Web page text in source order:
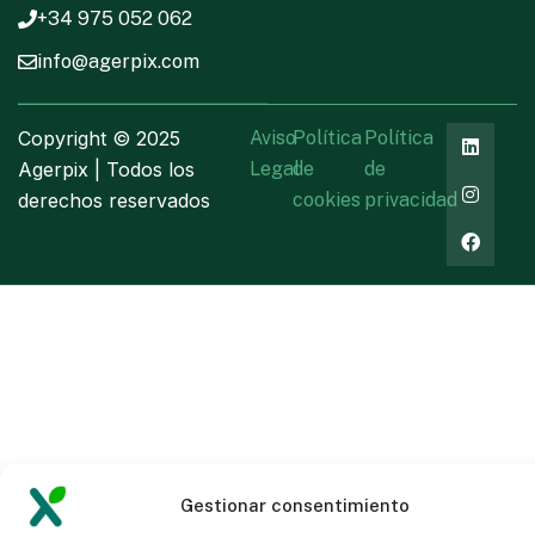
Gestionar consentimiento
+34 975 052 062
info@agerpix.com
Copyright © 2025
Agerpix | Todos los
derechos reservados
Aviso
Legal
Política
de
cookies
Política
de
privacidad